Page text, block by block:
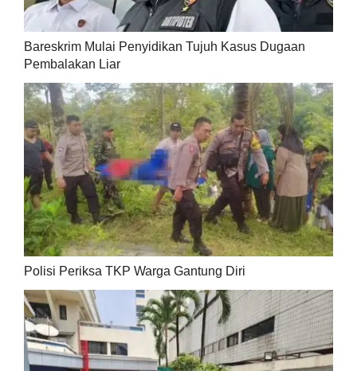
Bareskrim Mulai Penyidikan Tujuh Kasus Dugaan
Pembalakan Liar
Polisi Periksa TKP Warga Gantung Diri